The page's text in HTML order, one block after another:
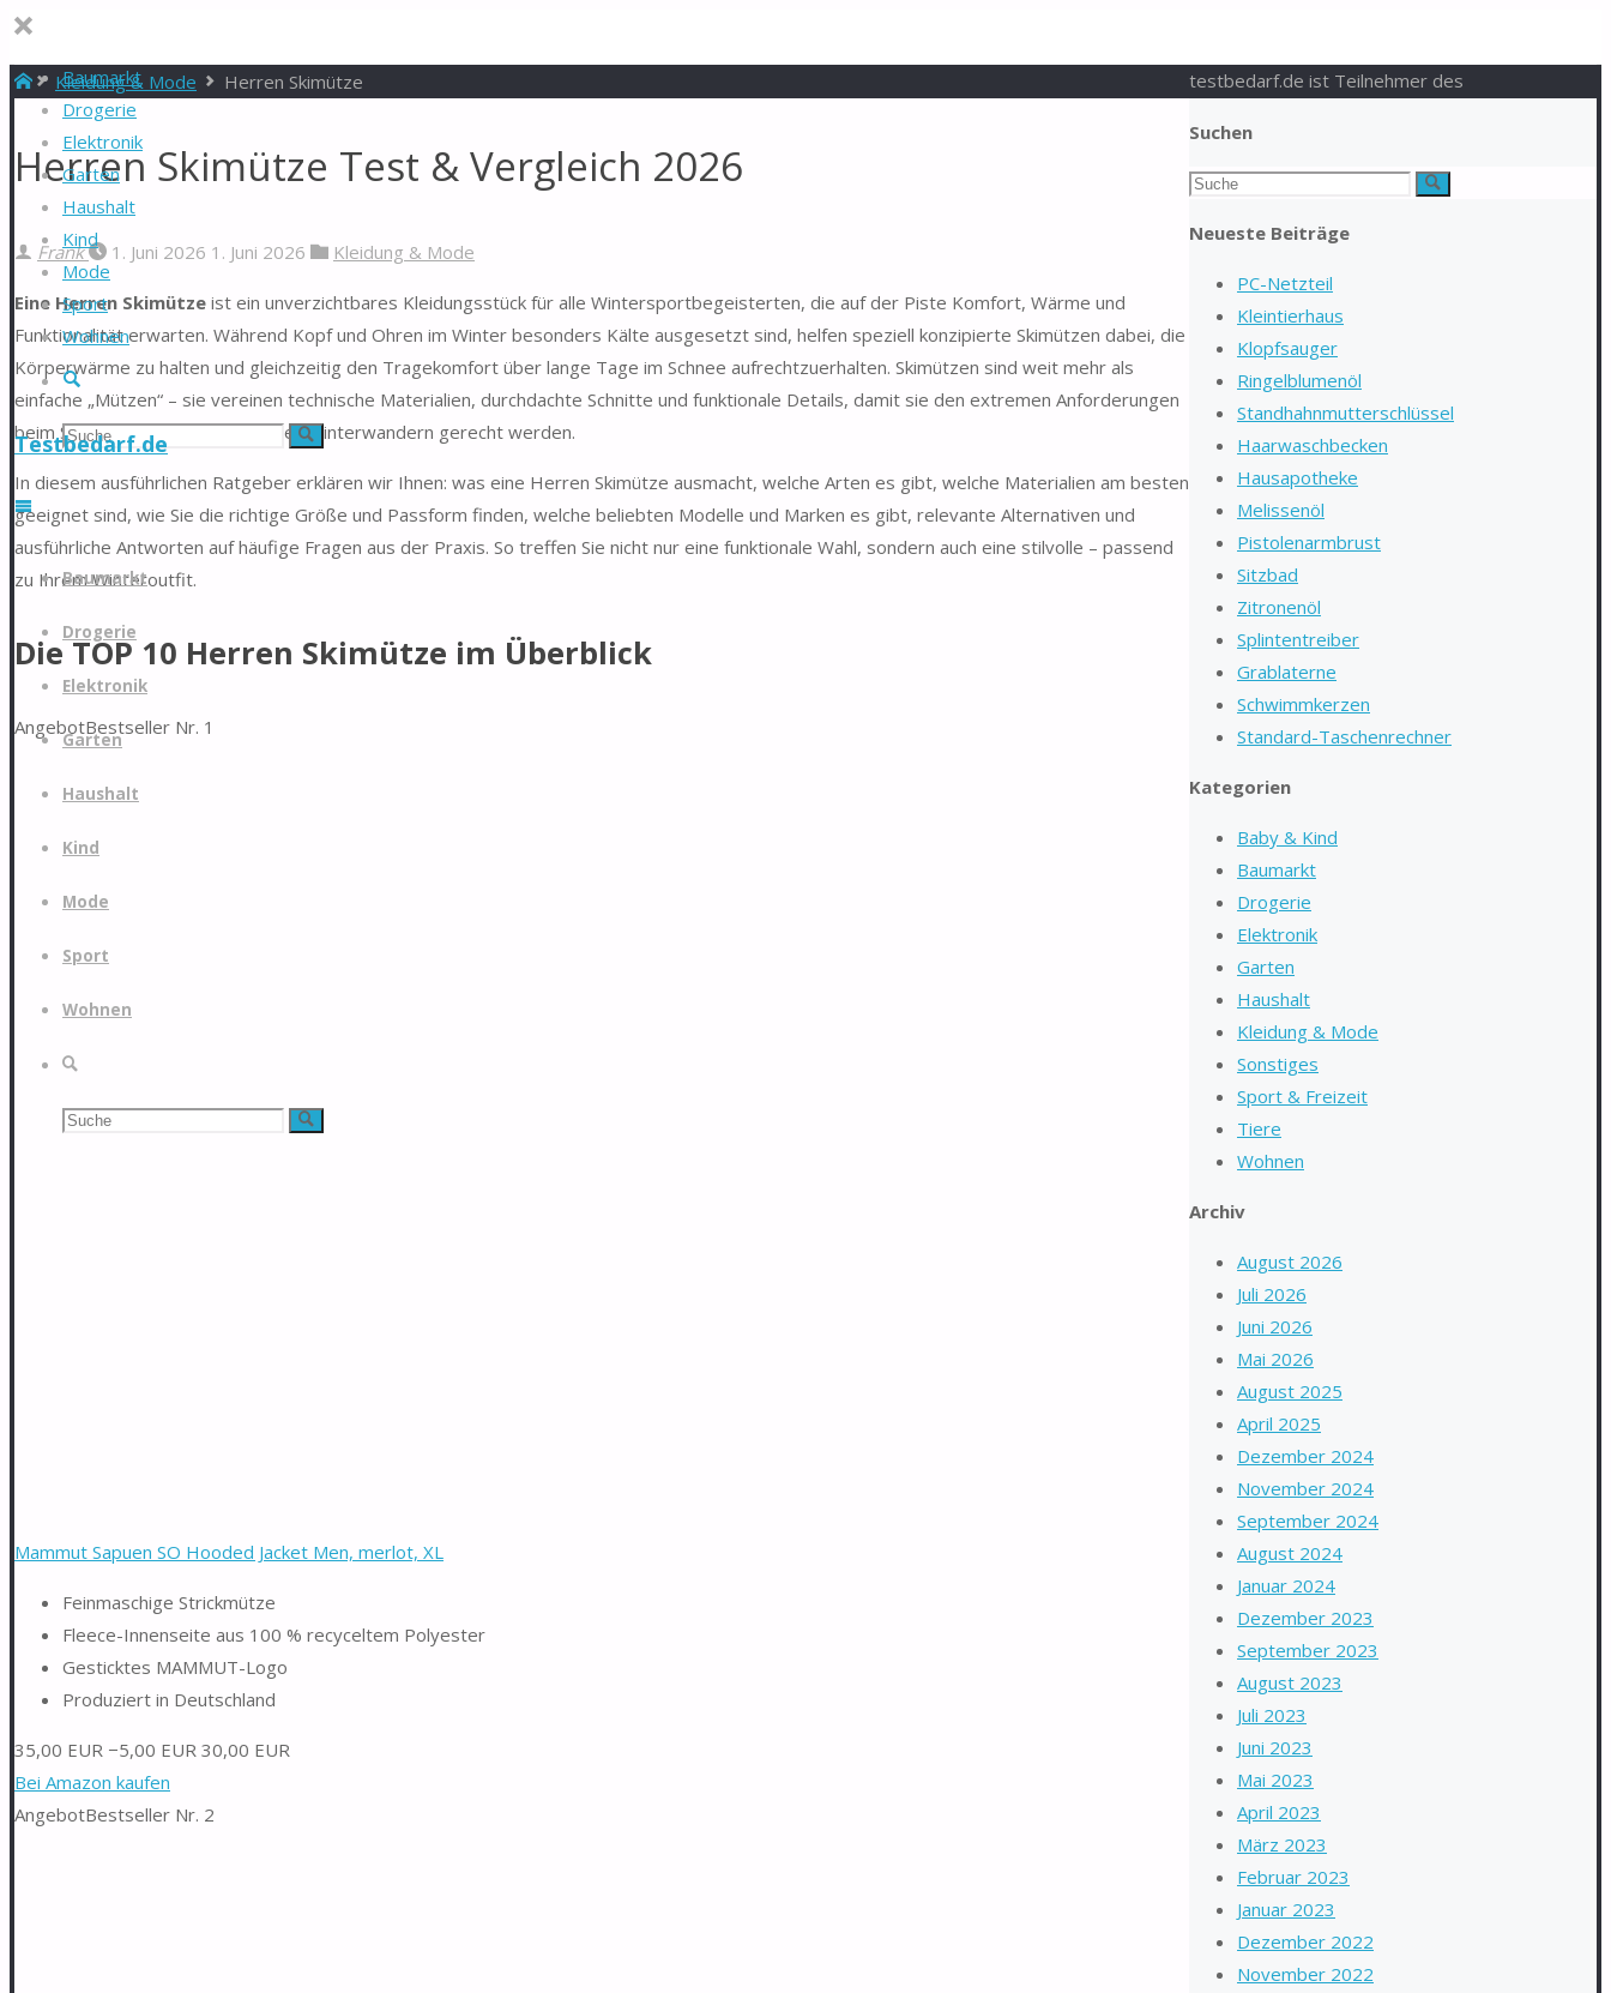
Baumarkt
Drogerie
Elektronik
Garten
Haushalt
Kind
Mode
Sport
Wohnen
Suche
Suchen
nach:
Suche
Testbedarf.de
springen
Baumarkt
Drogerie
Elektronik
Garten
Haushalt
Kind
Mode
Sport
Wohnen
Suchen Suche
StartKleidung & Mode Herren Skimütze
Herren Skimütze Test & Vergleich 2026
Frank 1. Juni 2026 1. Juni 2026 Kleidung & Mode
Eine Herren Skimütze ist ein unverzichtbares Kleidungsstück für alle Wintersportbegeisterten, die auf der Piste Komfort, Wärme und
Funktionalität erwarten. Während Kopf und Ohren im Winter besonders Kälte ausgesetzt sind, helfen speziell konzipierte Skimützen dabei, die
Körperwärme zu halten und gleichzeitig den Tragekomfort über lange Tage im Schnee aufrechtzuerhalten. Skimützen sind weit mehr als
einfache „Mützen“ – sie vereinen technische Materialien, durchdachte Schnitte und funktionale Details, damit sie den extremen Anforderungen
beim Skifahren, Snowboarden oder Winterwandern gerecht werden.
In diesem ausführlichen Ratgeber erklären wir Ihnen: was eine Herren Skimütze ausmacht, welche Arten es gibt, welche Materialien am besten
geeignet sind, wie Sie die richtige Größe und Passform finden, welche beliebten Modelle und Marken es gibt, relevante Alternativen und
ausführliche Antworten auf häufige Fragen aus der Praxis. So treffen Sie nicht nur eine funktionale Wahl, sondern auch eine stilvolle – passend
zu Ihrem Winteroutfit.
Die TOP 10 Herren Skimütze im Überblick
AngebotBestseller Nr. 1
Mammut Sapuen SO Hooded Jacket Men, merlot, XL
Feinmaschige Strickmütze
Fleece-Innenseite aus 100 % recyceltem Polyester
Gesticktes MAMMUT-Logo
Produziert in Deutschland
35,00 EUR −5,00 EUR 30,00 EUR
Bei Amazon kaufen
AngebotBestseller Nr. 2
Suchen
Suchen
Suche
Neueste Beiträge
PC-Netzteil
Kleintierhaus
Klopfsauger
Ringelblumenöl
Standhahnmutterschlüssel
Haarwaschbecken
Hausapotheke
Melissenöl
Pistolenarmbrust
Sitzbad
Zitronenöl
Splintentreiber
Grablaterne
Schwimmkerzen
Standard-Taschenrechner
Kategorien
Baby & Kind
Baumarkt
Drogerie
Elektronik
Garten
Haushalt
Kleidung & Mode
Sonstiges
Sport & Freizeit
Tiere
Wohnen
Archiv
August 2026
Juli 2026
Juni 2026
Mai 2026
August 2025
April 2025
Dezember 2024
November 2024
September 2024
August 2024
Januar 2024
Dezember 2023
September 2023
August 2023
Juli 2023
Juni 2023
Mai 2023
April 2023
März 2023
Februar 2023
Januar 2023
Dezember 2022
November 2022
testbedarf.de ist Teilnehmer des